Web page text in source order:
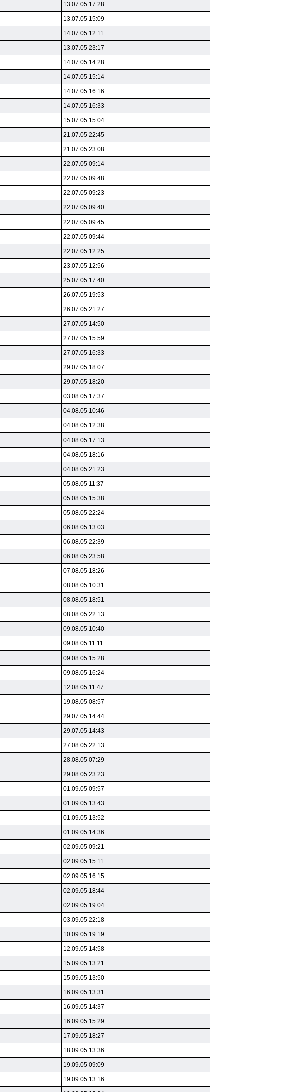
13.07.05 17:28
13.07.05 15:09
14.07.05 12:11
13.07.05 23:17
14.07.05 14:28
14.07.05 15:14
14.07.05 16:16
14.07.05 16:33
15.07.05 15:04
21.07.05 22:45
21.07.05 23:08
22.07.05 09:14
22.07.05 09:48
22.07.05 09:23
22.07.05 09:40
22.07.05 09:45
22.07.05 09:44
22.07.05 12:25
23.07.05 12:56
25.07.05 17:40
26.07.05 19:53
26.07.05 21:27
27.07.05 14:50
27.07.05 15:59
27.07.05 16:33
29.07.05 18:07
29.07.05 18:20
03.08.05 17:37
04.08.05 10:46
04.08.05 12:38
04.08.05 17:13
04.08.05 18:16
04.08.05 21:23
05.08.05 11:37
05.08.05 15:38
05.08.05 22:24
06.08.05 13:03
06.08.05 22:39
06.08.05 23:58
07.08.05 18:26
08.08.05 10:31
08.08.05 18:51
08.08.05 22:13
09.08.05 10:40
09.08.05 11:11
09.08.05 15:28
09.08.05 16:24
12.08.05 11:47
19.08.05 08:57
29.07.05 14:44
29.07.05 14:43
27.08.05 22:13
28.08.05 07:29
29.08.05 23:23
01.09.05 09:57
01.09.05 13:43
01.09.05 13:52
01.09.05 14:36
02.09.05 09:21
02.09.05 15:11
02.09.05 16:15
02.09.05 18:44
02.09.05 19:04
03.09.05 22:18
10.09.05 19:19
12.09.05 14:58
15.09.05 13:21
15.09.05 13:50
16.09.05 13:31
16.09.05 14:37
16.09.05 15:29
17.09.05 18:27
18.09.05 13:36
19.09.05 09:09
19.09.05 13:16